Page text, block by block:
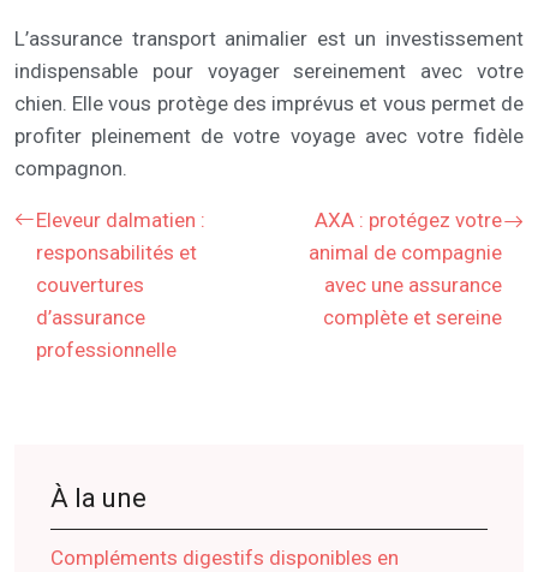
L’assurance transport animalier est un investissement
indispensable pour voyager sereinement avec votre
chien. Elle vous protège des imprévus et vous permet de
profiter pleinement de votre voyage avec votre fidèle
compagnon.
Eleveur dalmatien :
responsabilités et
couvertures
d’assurance
professionnelle
AXA : protégez votre
animal de compagnie
avec une assurance
complète et sereine
À la une
Compléments digestifs disponibles en